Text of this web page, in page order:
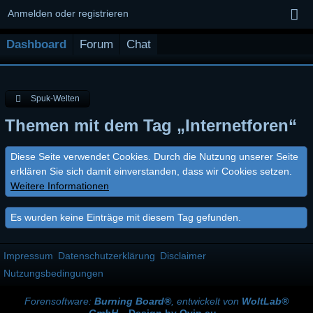
Anmelden oder registrieren
Dashboard Forum Chat
Spuk-Welten
Themen mit dem Tag „Internetforen“
Diese Seite verwendet Cookies. Durch die Nutzung unserer Seite
erklären Sie sich damit einverstanden, dass wir Cookies setzen.
Weitere Informationen
Es wurden keine Einträge mit diesem Tag gefunden.
Impressum Datenschutzerklärung Disclaimer
Nutzungsbedingungen
Forensoftware: Burning Board®, entwickelt von WoltLab®